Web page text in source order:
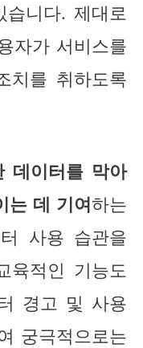
니다. 제대로
자가 서비스를
치를 취하도록
데이터를 막아
는 데 기여하는
사용 습관을
육적인 기능도
경고 및 사용
궁극적으로는